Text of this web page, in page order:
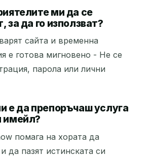
ми да се
за да го използват?
сайта и временна
е готова мигновено - Не се
парола или лични
е да препоръчаш услуга
имейл?
помага на хората да
да пазят истинската си